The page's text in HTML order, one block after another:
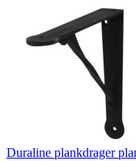
Duraline plankdrager